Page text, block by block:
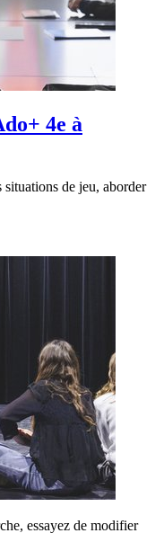
4e à
de jeu, aborder
essayez de modifier